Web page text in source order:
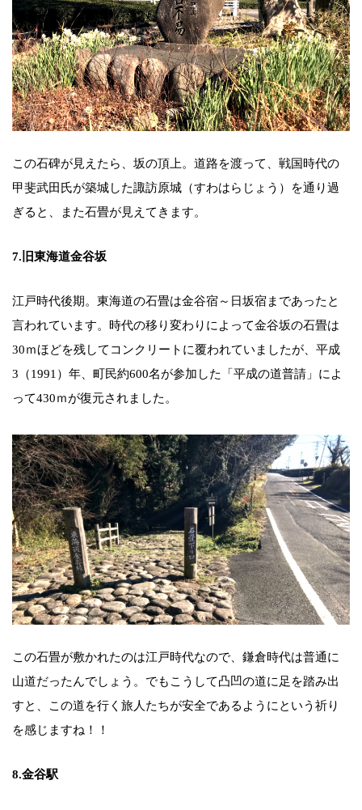
この石碑が見えたら、坂の頂上。道路を渡って、戦国時代の
甲斐武田氏が築城した諏訪原城（すわはらじょう）を通り過
ぎると、また石畳が見えてきます。
7.旧東海道金谷坂
江戸時代後期。東海道の石畳は金谷宿～日坂宿まであったと
言われています。時代の移り変わりによって金谷坂の石畳は
30ｍほどを残してコンクリートに覆われていましたが、平成
3（1991）年、町民約600名が参加した「平成の道普請」によ
って430ｍが復元されました。
この石畳が敷かれたのは江戸時代なので、鎌倉時代は普通に
山道だったんでしょう。でもこうして凸凹の道に足を踏み出
すと、この道を行く旅人たちが安全であるようにという祈り
を感じますね！！
8.金谷駅